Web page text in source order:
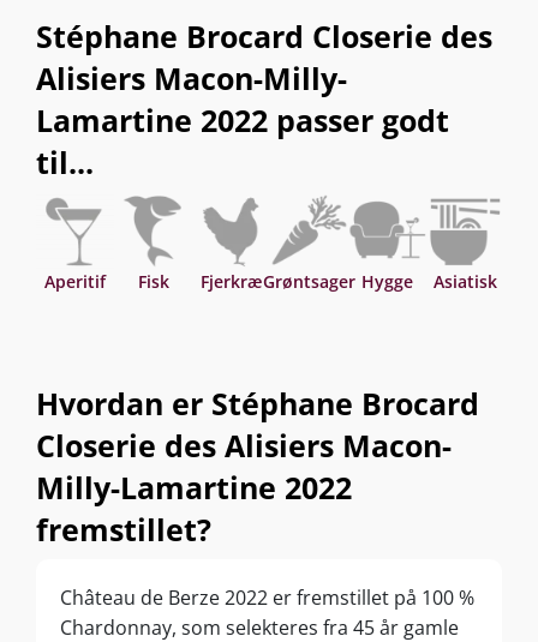
Stéphane Brocard Closerie des
Alisiers Macon-Milly-
Lamartine 2022 passer godt
til...
Aperitif Fisk FjerkræGrøntsager Hygge Asiatisk
Hvordan er Stéphane Brocard
Closerie des Alisiers Macon-
Milly-Lamartine 2022
fremstillet?
Château de Berze 2022 er fremstillet på 100 %
Chardonnay, som selekteres fra 45 år gamle